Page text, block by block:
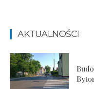
AKTUALNOŚCI